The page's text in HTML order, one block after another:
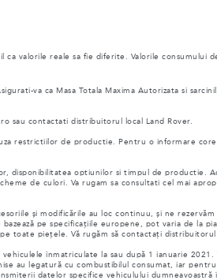
valorile reale sa fie diferite. Valorile consumului
va ca Masa Totala Maxima Autorizata si
sau contactati distribuitorul local Land Rover.
restrictiilor de productie. Pentru o informare
disponibilitatea optiunilor si timpul de productie.
de culori. Va rugam sa consultati cel mai
și modificările au loc continuu, și ne
pe specificațiile europene, pot varia de la
toate piețele. Vă rugăm să contactați
înmatriculate la sau după 1 ianuarie
au legatură cu combustibilul consumat, iar
datelor specifice vehiculului